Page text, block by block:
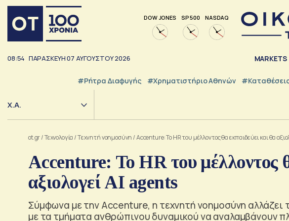
DOW JONES SP 500 NASDAQ
08:54 ΠΑΡΑΣΚΕΥΗ07 ΑΥΓΟΥΣΤΟΥ2026 MARKETS
#ρήτρα Διαφυγής #Χρηματιστήριο Αθηνών
Χ.Α.
ot.gr/Τεχνολογία /Tεχνητή νοημοσύνη /Accenture: Το HR του μέλλοντος θα εκπαιδεύει και θα
Accenture: Το HR του μέλλοντος
αξιολογεί AI agents
Σύμφωνα με την Accenture, η τεχνητή νοημοσύνη αλλάζει
με τα τμήματα ανθρώπινου δυναμικού να αναλαμβάνουν